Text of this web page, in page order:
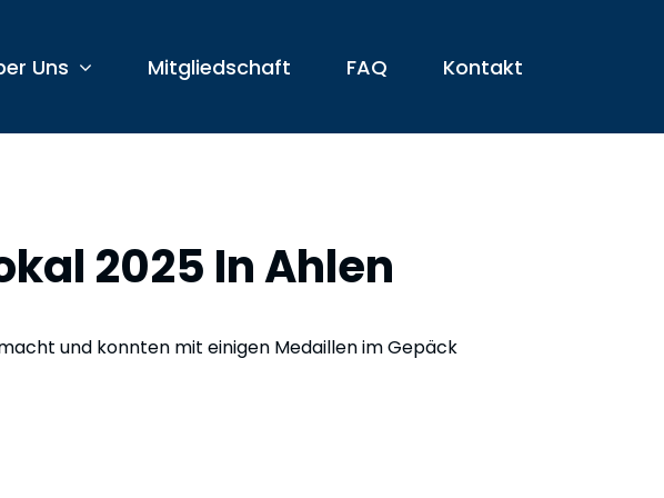
Uns Mitgliedschaft FAQ Kontakt
2025 In Ahlen
und konnten mit einigen Medaillen im Gepäck